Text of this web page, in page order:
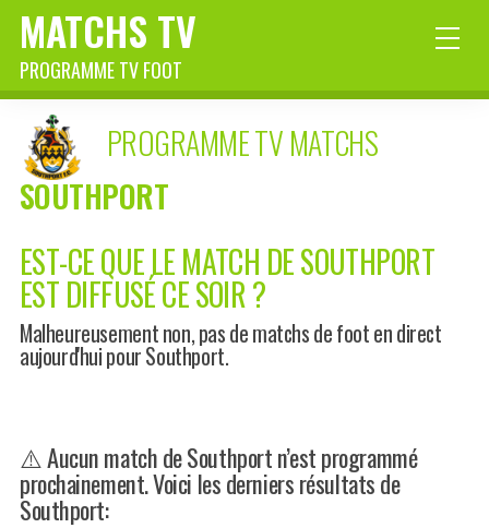
MATCHS TV
PROGRAMME TV FOOT
PROGRAMME TV MATCHS
SOUTHPORT
EST-CE QUE LE MATCH DE SOUTHPORT
EST DIFFUSÉ CE SOIR ?
Malheureusement non, pas de matchs de foot en direct
aujourd'hui pour Southport.
⚠️ Aucun match de Southport n’est programmé
prochainement. Voici les derniers résultats de
Southport: